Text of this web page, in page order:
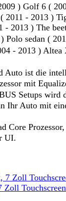
) Golf 6 (
- 2013 )
2013 ) The
sedan (
- 2013 )
Auto ist die
mit
Setups
Auto mit
Core
UI.